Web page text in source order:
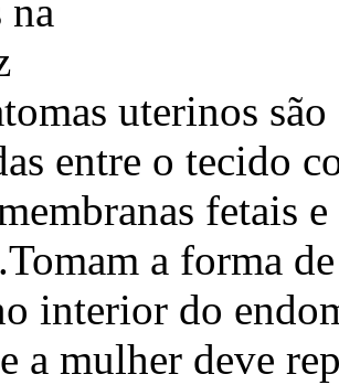
uterinos
entre o tecido
fetais
a forma
interior do
a mulher deve